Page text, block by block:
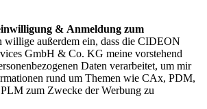
& Anmeldung zum
willige außerdem ein, dass die CIDEON
GmbH & Co. KG meine vorstehend
Daten verarbeitet, um mir
rund um Themen wie CAx, PDM,
zum Zwecke der Werbung zu